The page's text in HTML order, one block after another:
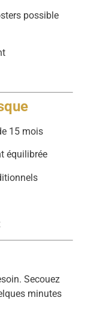
possible
15 mois
équilibrée
Secouez
minutes